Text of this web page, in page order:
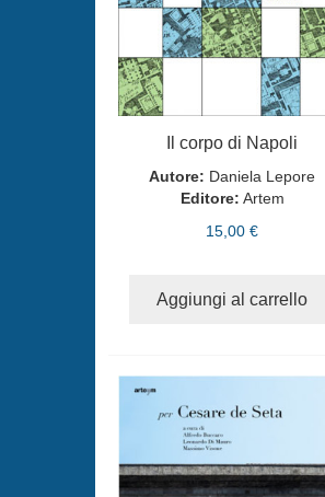
Il corpo di Napoli
Autore: Daniela Lepore
Editore: Artem
15,00 €
Aggiungi al carrello